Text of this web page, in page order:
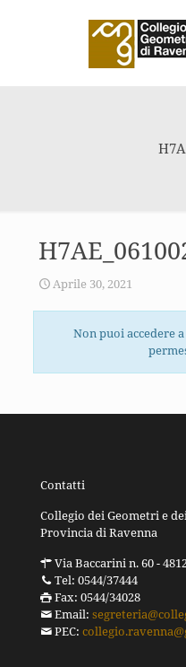
Aprile 30, 2021
Non puoi accedere
Contatti
Collegio dei Geometri e
Provincia di Ravenna
Via Baccarini n. 60 -
Tel: 0544/37444
Fax: 0544/34028
Email:
PEC: